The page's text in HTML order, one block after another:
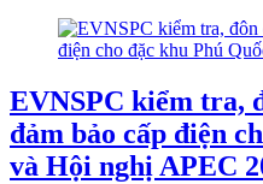
EVNSPC kiểm tra,
đảm bảo cấp điện
và Hội nghị APEC